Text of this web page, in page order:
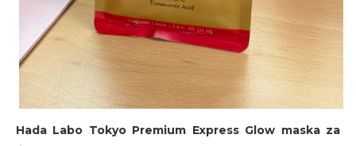
Hada Labo Tokyo Premium Express Glow maska za